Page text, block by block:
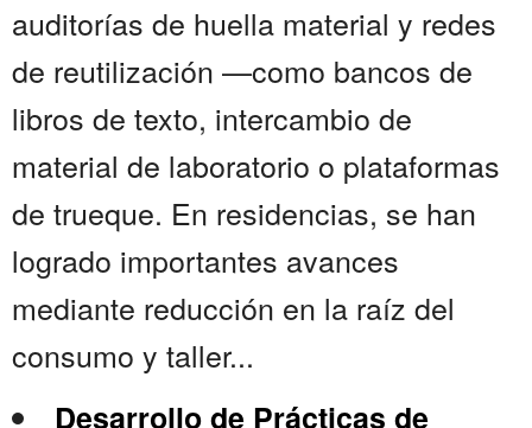
auditorías de huella material y redes
de reutilización —como bancos de
libros de texto, intercambio de
material de laboratorio o plataformas
de trueque. En residencias, se han
logrado importantes avances
mediante reducción en la raíz del
consumo y taller...
Desarrollo de Prácticas de